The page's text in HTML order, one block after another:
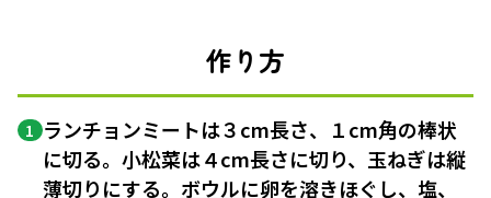
作り方
1 ランチョンミートは３cm長さ、１cm角の棒状
に切る。小松菜は４cm長さに切り、玉ねぎは縦
薄切りにする。 ボウルに卵を溶きほぐし、塩、